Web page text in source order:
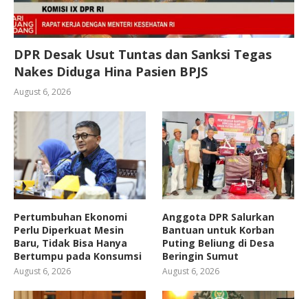
DPR Desak Usut Tuntas dan Sanksi Tegas
Nakes Diduga Hina Pasien BPJS
August 6, 2026
Pertumbuhan Ekonomi
Perlu Diperkuat Mesin
Baru, Tidak Bisa Hanya
Bertumpu pada Konsumsi
August 6, 2026
Anggota DPR Salurkan
Bantuan untuk Korban
Puting Beliung di Desa
Beringin Sumut
August 6, 2026